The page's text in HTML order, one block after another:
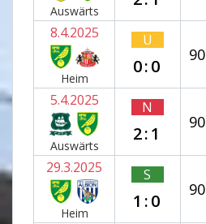
Auswärts
8.4.2025
Heim
U
0:0
5.4.2025
Auswärts
N
2:1
29.3.2025
Heim
S
1:0